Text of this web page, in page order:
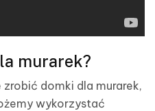
murarek?
domki dla murarek,
wykorzystać